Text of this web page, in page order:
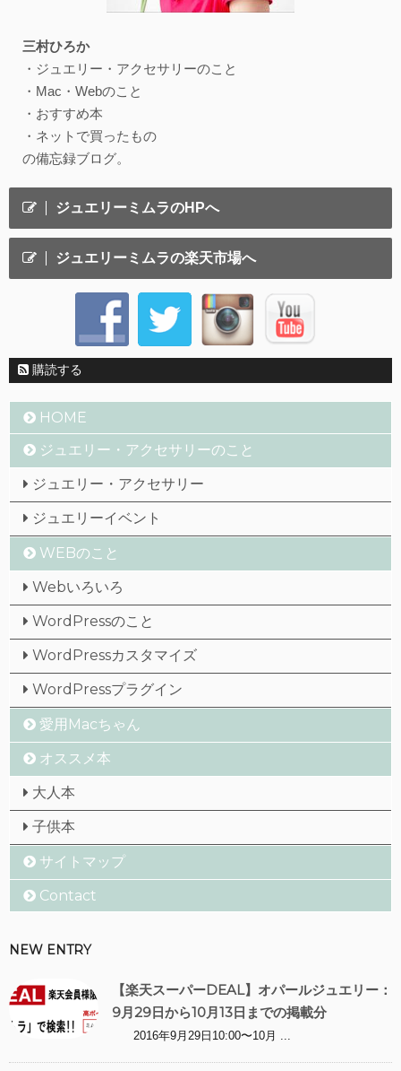
三村ひろか
・ジュエリー・アクセサリーのこと
・Mac・Webのこと
・おすすめ本
・ネットで買ったもの
の備忘録ブログ。
ジュエリーミムラのHPへ
ジュエリーミムラの楽天市場へ
購読する
HOME
ジュエリー・アクセサリーのこと
ジュエリー・アクセサリー
ジュエリーイベント
WEBのこと
Webいろいろ
WordPressのこと
WordPressカスタマイズ
WordPressプラグイン
愛用Macちゃん
オススメ本
大人本
子供本
サイトマップ
Contact
NEW ENTRY
【楽天スーパーDEAL】オパールジュエリー：
9月29日から10月13日までの掲載分
2016年9月29日10:00〜10月 ...